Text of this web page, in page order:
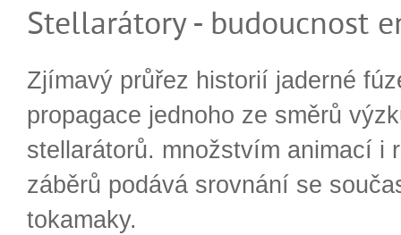
Stellarátory - budoucnost
Zjímavý průřez historií jaderné
propagace jednoho ze směrů
stellarátorů. množstvím animací i
záběrů podává srovnání se
tokamaky.